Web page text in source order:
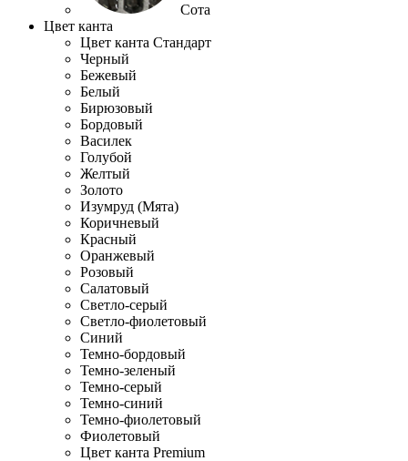
Сота
Цвет канта
Цвет канта Стандарт
Черный
Бежевый
Белый
Бирюзовый
Бордовый
Василек
Голубой
Желтый
Золото
Изумруд (Мята)
Коричневый
Красный
Оранжевый
Розовый
Салатовый
Светло-серый
Светло-фиолетовый
Синий
Темно-бордовый
Темно-зеленый
Темно-серый
Темно-синий
Темно-фиолетовый
Фиолетовый
Цвет канта Premium